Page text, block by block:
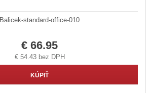
Balicek-standard-office-010
€ 66.95
€ 54.43 bez DPH
KÚPIŤ